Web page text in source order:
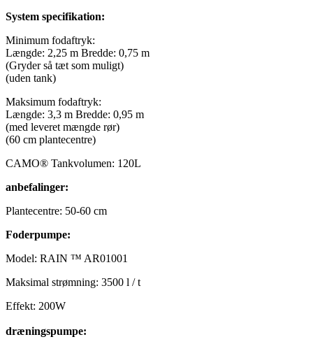
System specifikation:
Minimum fodaftryk:
Længde: 2,25 m Bredde: 0,75 m
(Gryder så tæt som muligt)
(uden tank)
Maksimum fodaftryk:
Længde: 3,3 m Bredde: 0,95 m
(med leveret mængde rør)
(60 cm plantecentre)
CAMO® Tankvolumen: 120L
anbefalinger:
Plantecentre: 50-60 cm
Foderpumpe:
Model: RAIN ™ AR01001
Maksimal strømning: 3500 l / t
Effekt: 200W
dræningspumpe: